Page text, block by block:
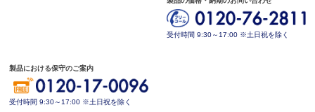
受付時間 9:30～17:00 ※土日祝を除く
製品における保守のご案内
受付時間 9:30～17:00 ※土日祝を除く